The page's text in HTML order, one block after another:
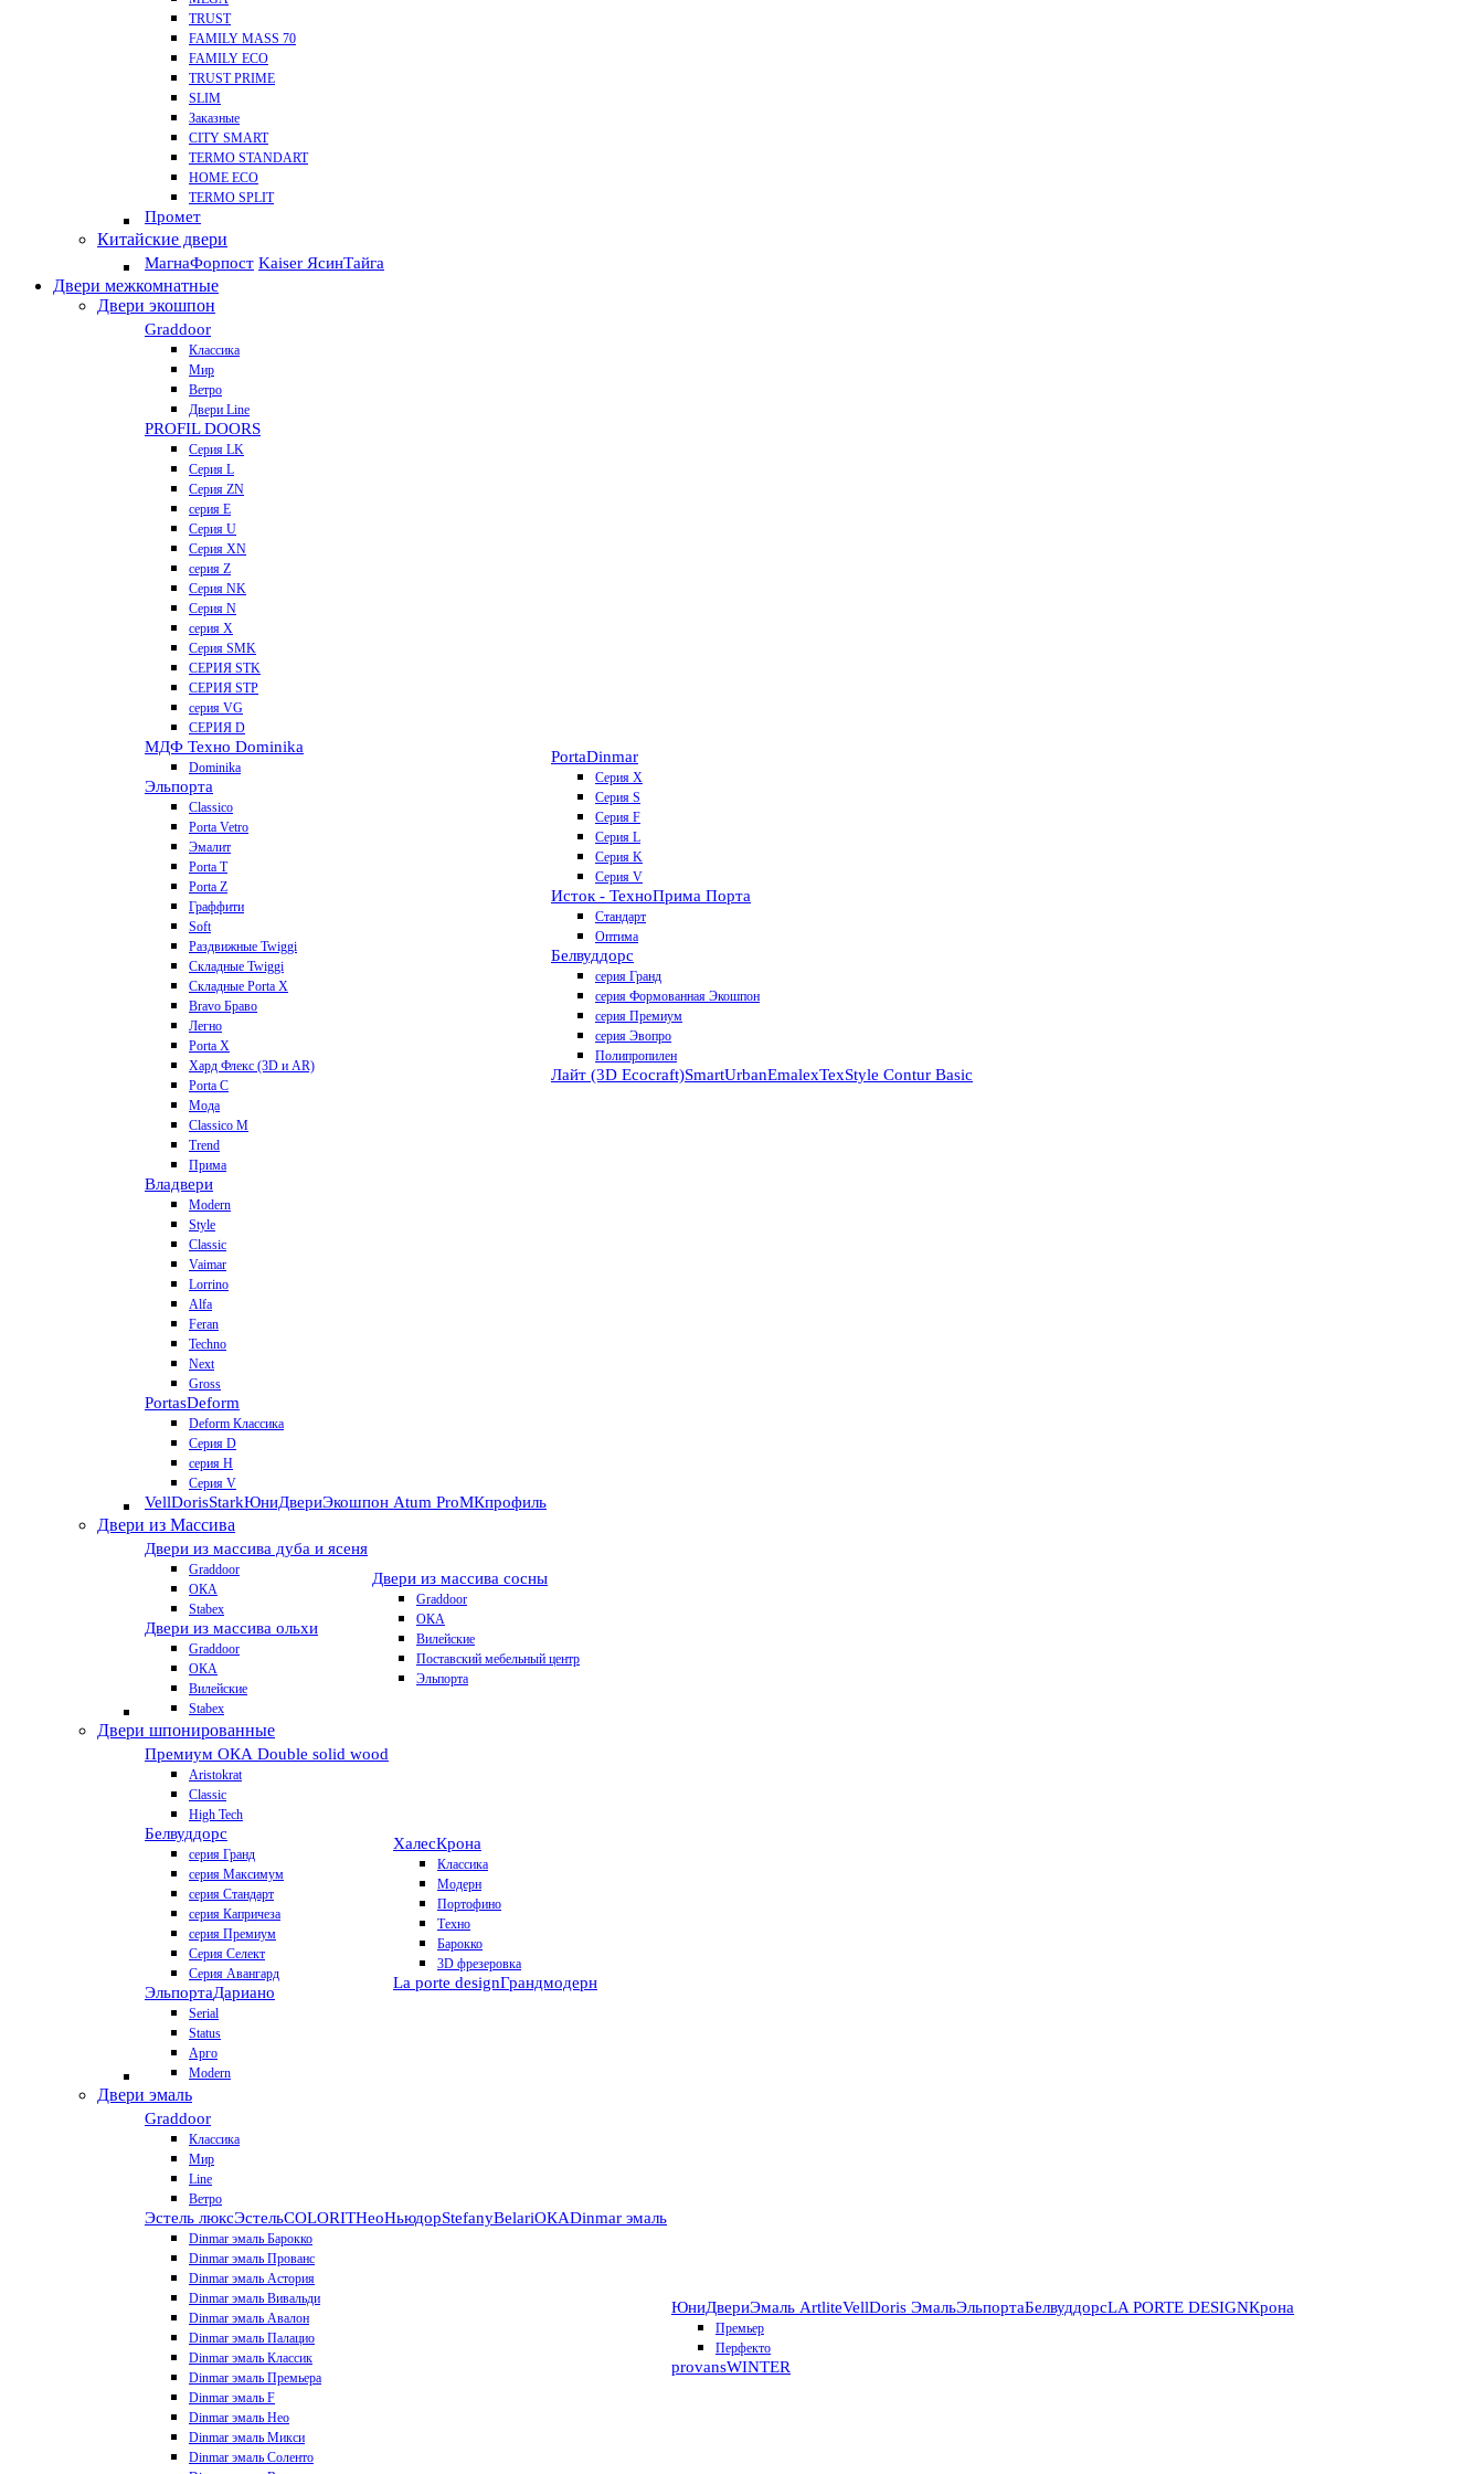
TRUST
FAMILY MASS 70
FAMILY ECO
TRUST PRIME
SLIM
Заказные
CITY SMART
TERMO STANDART
HOME ECO
ТЕRМО SPLIT
Промет
Китайские двери
МагнаФорпост Kaiser ЯсинТайга
Двери межкомнатные
Двери экошпон
Graddoor
Классика
Мир
Ветро
Двери Line
PROFIL DOORS
Серия LK
Серия L
Серия ZN
серия E
Серия U
Серия XN
серия Z
Серия NK
Серия N
серия X
Серия SMK
СЕРИЯ STK
СЕРИЯ STP
серия VG
СЕРИЯ D
МДФ Техно Dominika
Dominika
Эльпорта
Classico
Porta Vetro
Эмалит
Porta T
Porta Z
Граффити
Soft
Раздвижные Twiggi
Складные Twiggi
Складные Porta X
Bravo Браво
Легно
Porta X
Хард Флекс (3D и AR)
Porta C
Мода
Classico M
Trend
Прима
Владвери
Modern
Style
Classic
Vaimar
Lorrino
Alfa
Feran
Techno
Next
Gross
PortasDeform
Deform Классика
Серия D
серия H
Серия V
VellDorisStarkЮниДвериЭкошпон Atum ProМКпрофиль
PortaDinmar
Серия X
Серия S
Серия F
Серия L
Серия K
Серия V
Исток - ТехноПрима Порта
Стандарт
Оптима
Белвуддорс
серия Гранд
серия Формованная Экошпон
серия Премиум
серия Эвопро
Полипропилен
Лайт (3D Ecocraft)SmartUrbanEmalexTexStyle Contur Basic
Двери из Массива
Двери из массива дуба и ясеня
Graddoor
ОКА
Stabex
Двери из массива ольхи
Graddoor
ОКА
Вилейские
Stabex
Двери из массива сосны
Graddoor
ОКА
Вилейские
Поставский мебельный центр
Эльпорта
Двери шпонированные
Премиум ОКА Double solid wood
Aristokrat
Classic
High Tech
Белвуддорс
серия Гранд
серия Максимум
серия Стандарт
серия Капричеза
серия Премиум
Серия Селект
Серия Авангард
ЭльпортаДариано
Serial
Status
Арго
Modern
ХалесКрона
Классика
Модерн
Портофино
Техно
Барокко
3D фрезеровка
La porte designГрандмодерн
Двери эмаль
Graddoor
Классика
Мир
Line
Ветро
Эстель люксЭстельCOLORITНеоНьюдорStefanyBelariОКАDinmar эмаль
Dinmar эмаль Барокко
Dinmar эмаль Прованс
Dinmar эмаль Астория
Dinmar эмаль Вивальди
Dinmar эмаль Авалон
Dinmar эмаль Палацио
Dinmar эмаль Классик
Dinmar эмаль Премьера
Dinmar эмаль F
Dinmar эмаль Нео
Dinmar эмаль Микси
Dinmar эмаль Соленто
ЮниДвериЭмаль ArtliteVellDoris ЭмальЭльпортаБелвуддорсLA PORTE DESIGNКрона
Премьер
Перфекто
provansWINTER